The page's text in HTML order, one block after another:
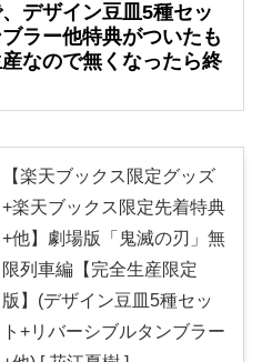
デザイン豆皿5種セッ
ラー他特典がついたも
なので無くなったら終
【楽天ブックス限定グッズ
+楽天ブックス限定先着特典
+他】劇場版「鬼滅の刃」無
限列車編【完全生産限定
版】(デザイン豆皿5種セッ
ト+リバーシブルタンブラー